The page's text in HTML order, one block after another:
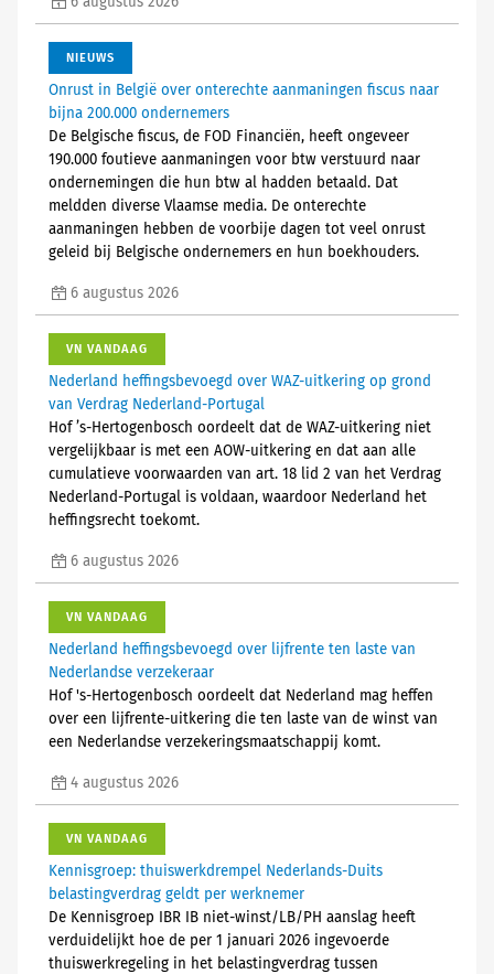
NIEUWS
Onrust in België over onterechte aanmaningen fiscus naar
bijna 200.000 ondernemers
De Belgische fiscus, de FOD Financiën, heeft ongeveer
190.000 foutieve aanmaningen voor btw verstuurd naar
ondernemingen die hun btw al hadden betaald. Dat
meldden diverse Vlaamse media. De onterechte
aanmaningen hebben de voorbije dagen tot veel onrust
geleid bij Belgische ondernemers en hun boekhouders.
6 augustus 2026
VN VANDAAG
Nederland heffingsbevoegd over WAZ-uitkering op grond
van Verdrag Nederland-Portugal
Hof ’s-Hertogenbosch oordeelt dat de WAZ-uitkering niet
vergelijkbaar is met een AOW-uitkering en dat aan alle
cumulatieve voorwaarden van art. 18 lid 2 van het Verdrag
Nederland-Portugal is voldaan, waardoor Nederland het
heffingsrecht toekomt.
6 augustus 2026
VN VANDAAG
Nederland heffingsbevoegd over lijfrente ten laste van
Nederlandse verzekeraar
Hof 's-Hertogenbosch oordeelt dat Nederland mag heffen
over een lijfrente-uitkering die ten laste van de winst van
een Nederlandse verzekeringsmaatschappij komt.
4 augustus 2026
VN VANDAAG
Kennisgroep: thuiswerkdrempel Nederlands-Duits
belastingverdrag geldt per werknemer
De Kennisgroep IBR IB niet-winst/LB/PH aanslag heeft
verduidelijkt hoe de per 1 januari 2026 ingevoerde
thuiswerkregeling in het belastingverdrag tussen